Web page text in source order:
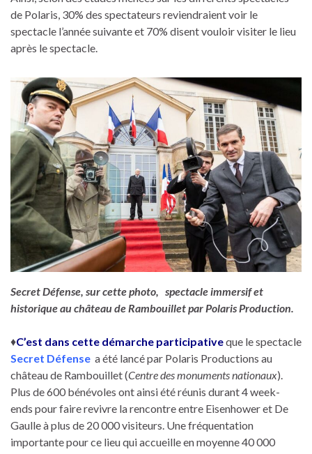
de Polaris, 30% des spectateurs reviendraient voir le
spectacle l’année suivante et 70% disent vouloir visiter le lieu
après le spectacle.
Secret Défense, sur cette photo, spectacle immersif et
historique au château de Rambouillet par Polaris Production.
♦C’est dans cette démarche participativeque le spectacle
Secret Défense a été lancé par Polaris Productions au
château de Rambouillet (Centre des monuments nationaux).
Plus de 600 bénévoles ont ainsi été réunis durant 4 week-
ends pour faire revivre la rencontre entre Eisenhower et De
Gaulle à plus de 20 000 visiteurs. Une fréquentation
importante pour ce lieu qui accueille en moyenne 40 000